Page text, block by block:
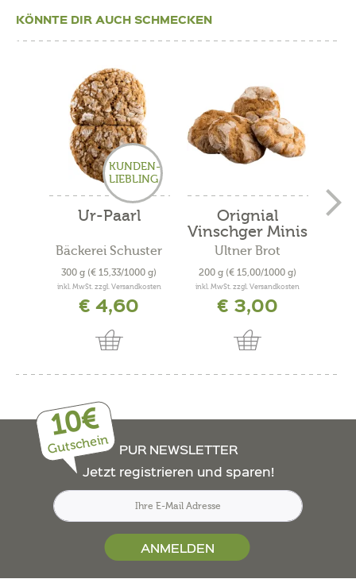
KÖNNTE DIR AUCH SCHMECKEN
KUNDEN-
LIEBLING
Ur-Paarl
Bäckerei Schuster
300 g (€ 15,33/1000 g)
inkl. MwSt. zzgl. Versandkosten
€ 4,60
Orignial
Vinschger Minis
Bio
Ultner Brot
200 g (€ 15,00/1000 g)
inkl. MwSt. zzgl. Versandkosten
€ 3,00
10€
Gutschein
PUR NEWSLETTER
Jetzt registrieren und sparen!
ANMELDEN